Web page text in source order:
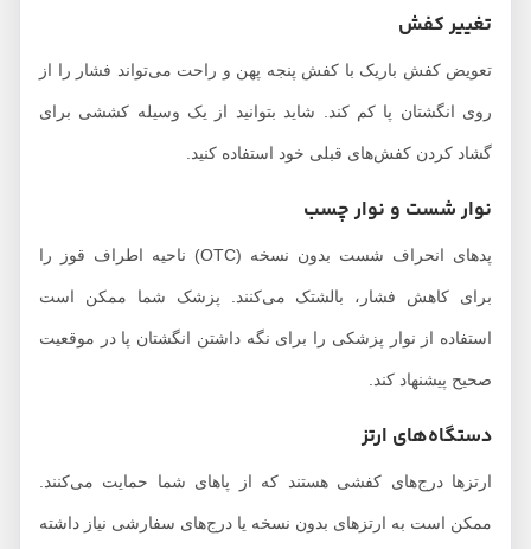
تغییر کفش
تعویض کفش باریک با کفش پنجه پهن و راحت می‌تواند فشار را از
روی انگشتان پا کم کند. شاید بتوانید از یک وسیله کششی برای
گشاد کردن کفش‌های قبلی خود استفاده کنید.
نوار شست و نوار چسب
پدهای انحراف شست بدون نسخه (OTC) ناحیه اطراف قوز را
برای کاهش فشار، بالشتک می‌کنند. پزشک شما ممکن است
استفاده از نوار پزشکی را برای نگه داشتن انگشتان پا در موقعیت
صحیح پیشنهاد کند.
دستگاه‌های ارتز
ارتزها درج‌های کفشی هستند که از پاهای شما حمایت می‌کنند.
ممکن است به ارتزهای بدون نسخه یا درج‌های سفارشی نیاز داشته